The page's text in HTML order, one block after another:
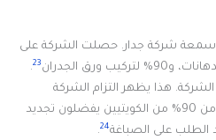
سمعة شركة جدار. حصلت الشركة على
23
.
هذا يظهر التزام الشركة
بتقديم خدمات عالية الجودة. أكثر من 90% من الكويتيين يفضلون تجديد
24
.